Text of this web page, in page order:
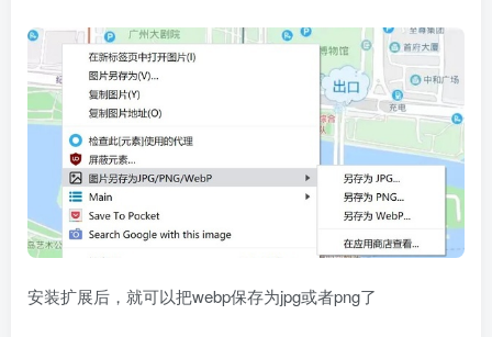
安装扩展后，就可以把webp保存为jpg或者png了